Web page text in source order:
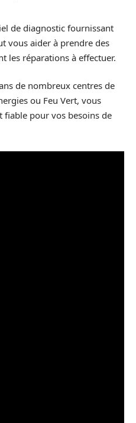
de diagnostic fournissant
vous aider à prendre des
les réparations à effectuer.
de nombreux centres de
ou Feu Vert, vous
pour vos besoins de